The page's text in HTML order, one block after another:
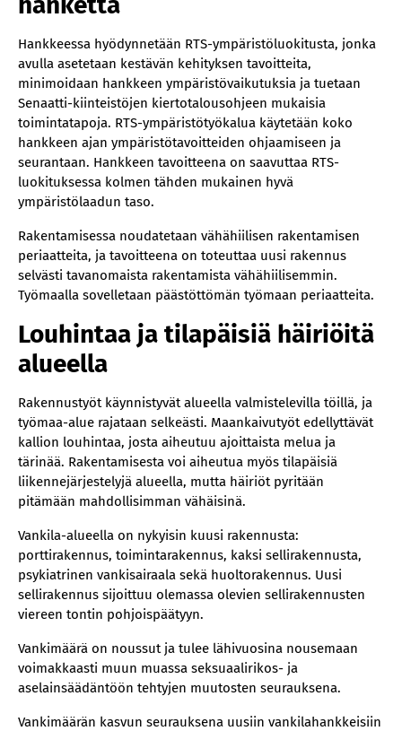
Hankkeessa hyödynnetään RTS-ympäristöluokitusta, jonka
avulla asetetaan kestävän kehityksen tavoitteita,
minimoidaan hankkeen ympäristövaikutuksia ja tuetaan
Senaatti-kiinteistöjen kiertotalousohjeen mukaisia
toimintatapoja. RTS-ympäristötyökalua käytetään koko
hankkeen ajan ympäristötavoitteiden ohjaamiseen ja
seurantaan. Hankkeen tavoitteena on saavuttaa RTS-
luokituksessa kolmen tähden mukainen hyvä
ympäristölaadun taso.
Rakentamisessa noudatetaan vähähiilisen rakentamisen
periaatteita, ja tavoitteena on toteuttaa uusi rakennus
selvästi tavanomaista rakentamista vähähiilisemmin.
Työmaalla sovelletaan päästöttömän työmaan periaatteita.
Louhintaa ja tilapäisiä häiriöitä
alueella
Rakennustyöt käynnistyvät alueella valmistelevilla töillä, ja
työmaa-alue rajataan selkeästi. Maankaivutyöt edellyttävät
kallion louhintaa, josta aiheutuu ajoittaista melua ja
tärinää. Rakentamisesta voi aiheutua myös tilapäisiä
liikennejärjestelyjä alueella, mutta häiriöt pyritään
pitämään mahdollisimman vähäisinä.
Vankila-alueella on nykyisin kuusi rakennusta:
porttirakennus, toimintarakennus, kaksi sellirakennusta,
psykiatrinen vankisairaala sekä huoltorakennus. Uusi
sellirakennus sijoittuu olemassa olevien sellirakennusten
viereen tontin pohjoispäätyyn.
Vankimäärä on noussut ja tulee lähivuosina nousemaan
voimakkaasti muun muassa seksuaalirikos- ja
aselainsäädäntöön tehtyjen muutosten seurauksena.
Vankimäärän kasvun seurauksena uusiin vankilahankkeisiin